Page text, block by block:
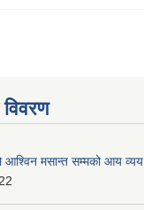
मसान्त सम्मको आय व्यय